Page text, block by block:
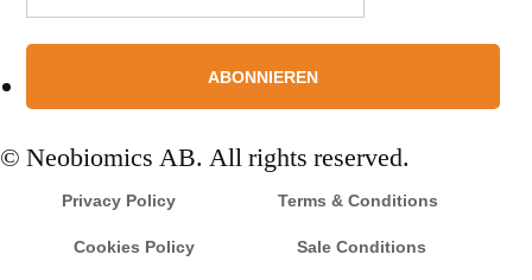
© Neobiomics AB. All rights reserved.
Privacy Policy Terms & Conditions
Cookies Policy Sale Conditions